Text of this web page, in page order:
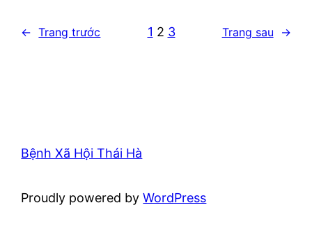
← Trang trước 1 2 3 Trang sau →
Bệnh Xã Hội Thái Hà
Proudly powered byWordPress